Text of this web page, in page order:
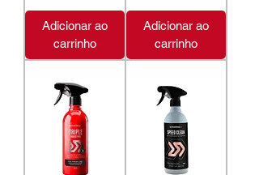
Adicionar ao
carrinho
Adicionar ao
carrinho